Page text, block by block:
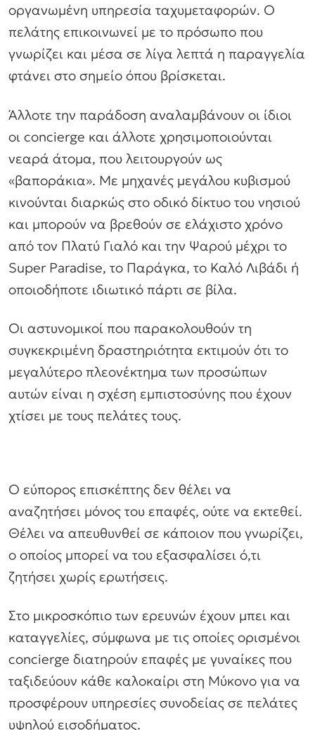
οργανωμένη υπηρεσία ταχυμεταφορών. Ο
πελάτης επικοινωνεί με το πρόσωπο που
γνωρίζει και μέσα σε λίγα λεπτά η παραγγελία
φτάνει στο σημείο όπου βρίσκεται.
Άλλοτε την παράδοση αναλαμβάνουν οι ίδιοι
οι concierge και άλλοτε χρησιμοποιούνται
νεαρά άτομα, που λειτουργούν ως
«βαποράκια». Με μηχανές μεγάλου κυβισμού
κινούνται διαρκώς στο οδικό δίκτυο του νησιού
και μπορούν να βρεθούν σε ελάχιστο χρόνο
από τον Πλατύ Γιαλό και την Ψαρού μέχρι το
Super Paradise, το Παράγκα, το Καλό Λιβάδι ή
οποιοδήποτε ιδιωτικό πάρτι σε βίλα.
Οι αστυνομικοί που παρακολουθούν τη
συγκεκριμένη δραστηριότητα εκτιμούν ότι το
μεγαλύτερο πλεονέκτημα των προσώπων
αυτών είναι η σχέση εμπιστοσύνης που έχουν
χτίσει με τους πελάτες τους.
Ο εύπορος επισκέπτης δεν θέλει να
αναζητήσει μόνος του επαφές, ούτε να εκτεθεί.
Θέλει να απευθυνθεί σε κάποιον που γνωρίζει,
ο οποίος μπορεί να του εξασφαλίσει ό,τι
ζητήσει χωρίς ερωτήσεις.
Στο μικροσκόπιο των ερευνών έχουν μπει και
καταγγελίες, σύμφωνα με τις οποίες ορισμένοι
concierge διατηρούν επαφές με γυναίκες που
ταξιδεύουν κάθε καλοκαίρι στη Μύκονο για να
προσφέρουν υπηρεσίες συνοδείας σε πελάτες
υψηλού εισοδήματος.